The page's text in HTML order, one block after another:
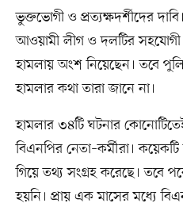
ভুক্তভোগী ও প্রত্যক্ষদর্শীদের
আওয়ামী লীগ ও দলটির সহযোগী
হামলায় অংশ নিয়েছেন। তবে
হামলার কথা তারা জানে না।
হামলার ৩৪টি ঘটনার
বিএনপির নেতা–কর্মীরা।
গিয়ে তথ্য সংগ্রহ করেছে। তবে
হয়নি। প্রায় এক মাসের মধ্যে